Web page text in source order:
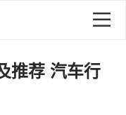
推荐 汽车行